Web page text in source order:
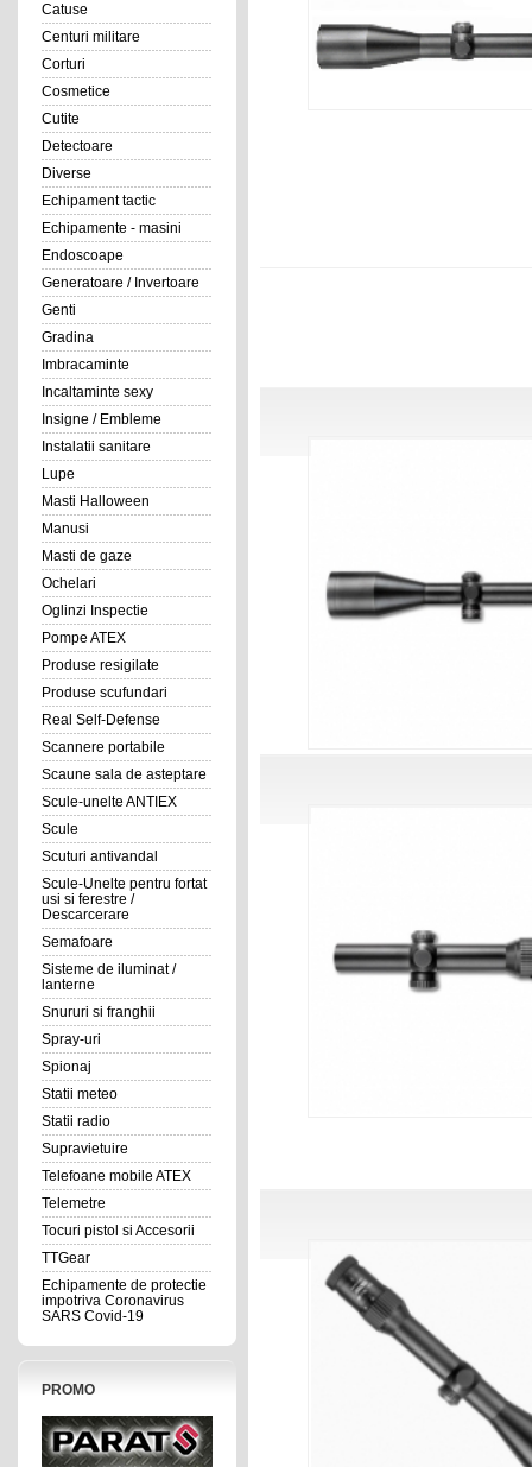
Catuse
Centuri militare
Corturi
Cosmetice
Cutite
Detectoare
Diverse
Echipament tactic
Echipamente - masini
Endoscoape
Generatoare / Invertoare
Genti
Gradina
Imbracaminte
Incaltaminte sexy
Insigne / Embleme
Instalatii sanitare
Lupe
Masti Halloween
Manusi
Masti de gaze
Ochelari
Oglinzi Inspectie
Pompe ATEX
Produse resigilate
Produse scufundari
Real Self-Defense
Scannere portabile
Scaune sala de asteptare
Scule-unelte ANTIEX
Scule
Scuturi antivandal
Scule-Unelte pentru fortat
usi si ferestre /
Descarcerare
Semafoare
Sisteme de iluminat /
lanterne
Snururi si franghii
Spray-uri
Spionaj
Statii meteo
Statii radio
Supravietuire
Telefoane mobile ATEX
Telemetre
Tocuri pistol si Accesorii
TTGear
Echipamente de protectie
impotriva Coronavirus
SARS Covid-19
PROMO